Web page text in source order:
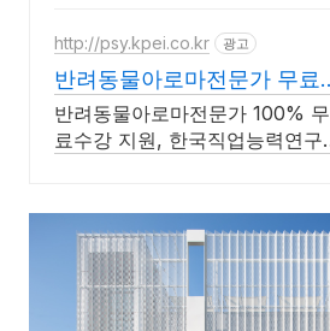
http://psy.kpei.co.kr 광고
반려동물아로마전문가 무료
수강 1급, 2급 자격증 동시취
득
반려동물아로마전문가 100% 무
료수강 지원, 한국직업능력연구